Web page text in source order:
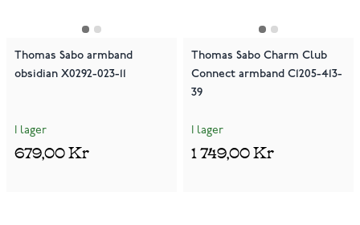
Thomas Sabo armband
obsidian X0292-023-11
I lager
679,00 Kr
Thomas Sabo Charm Club
Connect armband C1205-413-
39
I lager
1 749,00 Kr